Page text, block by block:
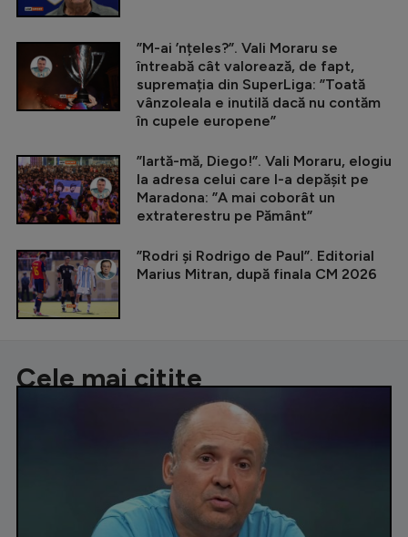
”M-ai ’nțeles?”. Vali Moraru se
întreabă cât valorează, de fapt,
supremația din SuperLiga: ”Toată
vânzoleala e inutilă dacă nu contăm
în cupele europene”
”Iartă-mă, Diego!”. Vali Moraru, elogiu
la adresa celui care l-a depășit pe
Maradona: ”A mai coborât un
extraterestru pe Pământ”
”Rodri și Rodrigo de Paul”. Editorial
Marius Mitran, după finala CM 2026
Cele mai citite